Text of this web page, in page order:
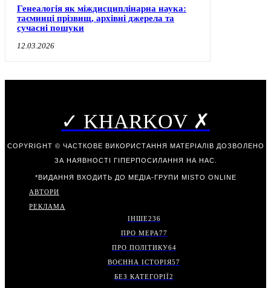
Генеалогія як міждисциплінарна наука:
таємниці прізвищ, архівні джерела та
сучасні пошуки
12.03.2026
✓ KHARKOV ✗
COPYRIGHT © ЧАСТКОВЕ ВИКОРИСТАННЯ МАТЕРІАЛІВ ДОЗВОЛЕНО
ЗА НАЯВНОСТІ ГІПЕРПОСИЛАННЯ НА НАС.
*ВИДАННЯ ВХОДИТЬ ДО МЕДІА-ГРУПИ MISTO ONLINE
АВТОРИ
РЕКЛАМА
ІНШЕ236
ПРО МЕРА77
ПРО ПОЛІТИКУ64
ВОЄННА ІСТОРІЯ57
БЕЗ КАТЕГОРІЇ2